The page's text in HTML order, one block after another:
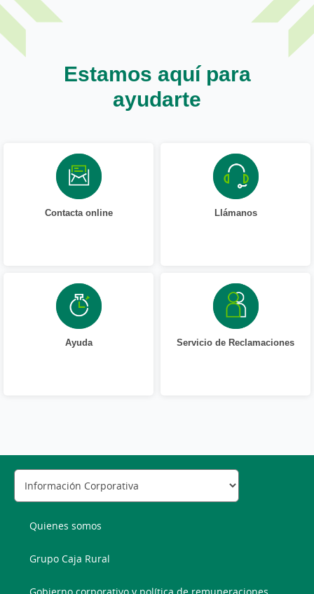
Estamos aquí para
ayudarte
Contacta online Llámanos
Ayuda Servicio de Reclamaciones
Quienes somos
Grupo Caja Rural